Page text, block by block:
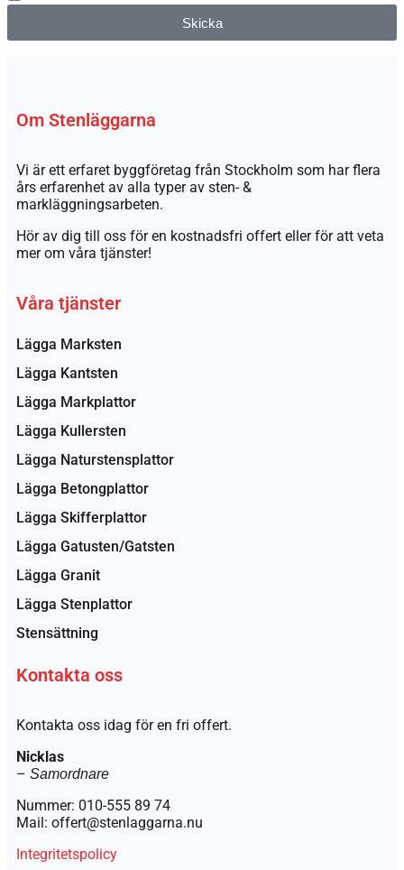
Skicka
Om Stenläggarna
Vi är ett erfaret byggföretag från Stockholm som har flera
års erfarenhet av alla typer av sten- &
markläggningsarbeten.
Hör av dig till oss för en kostnadsfri offert eller för att veta
mer om våra tjänster!
Våra tjänster
Lägga Marksten
Lägga Kantsten
Lägga Markplattor
Lägga Kullersten
Lägga Naturstensplattor
Lägga Betongplattor
Lägga Skifferplattor
Lägga Gatusten/Gatsten
Lägga Granit
Lägga Stenplattor
Stensättning
Kontakta oss
Kontakta oss idag för en fri offert.
Nicklas
– Samordnare
Nummer: 010-555 89 74
Mail: offert@stenlaggarna.nu
Integritetspolicy